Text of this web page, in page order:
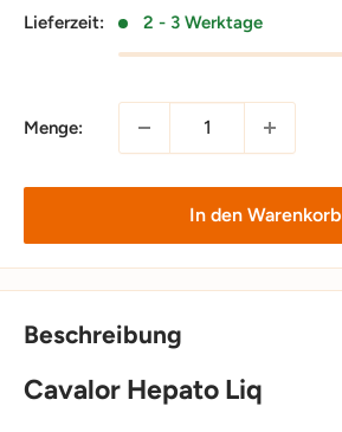
Lieferzeit: 2 - 3 Werktage
Menge:
In den Warenkorb
Beschreibung
Cavalor Hepato Liq